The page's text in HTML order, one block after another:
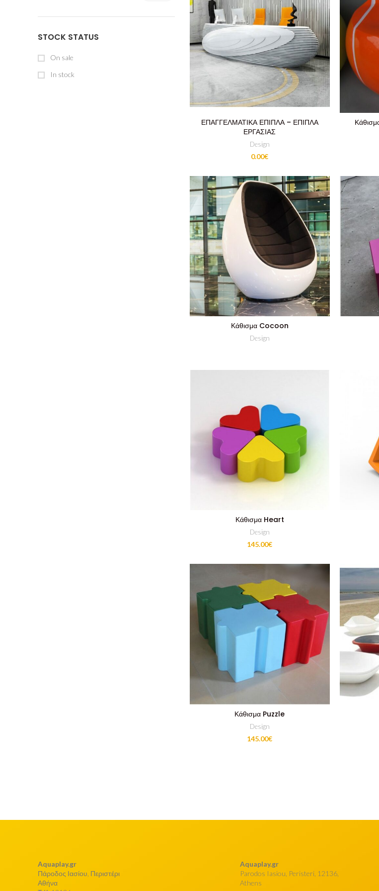
STOCK STATUS
On sale
In stock
ΕΠΑΓΓΕΛΜΑΤΙΚΑ ΕΠΙΠΛΑ – ΕΠΙΠΛΑ
ΕΡΓΑΣΙΑΣ
Design
0.00€
Κάθισμα Cocoon
Design
Κάθισμα Heart
Design
145.00€
Κάθισμα Puzzle
Design
145.00€
Aquaplay.gr
Πάροδος Ιασίου, Περιστέρι
Αθήνα
Aquaplay.gr
Parodos Iasiou, Peristeri, 12136,
Athens